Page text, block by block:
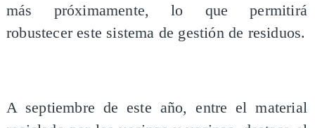
más próximamente, lo que permitirá
robustecer este sistema de gestión de residuos.
A septiembre de este año, entre el material